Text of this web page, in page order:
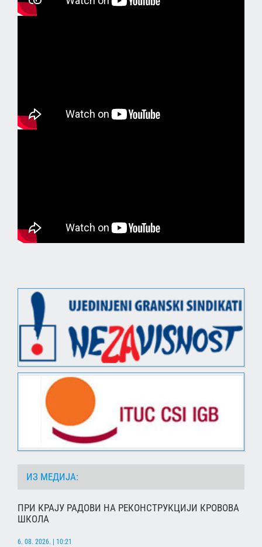
ИЗ МЕДИЈА:
ПРИ КРАЈУ РАДОВИ НА РЕКОНСТРУКЦИЈИ КРОВОВА
ШКОЛА
6. 08. 2026. | 10:21